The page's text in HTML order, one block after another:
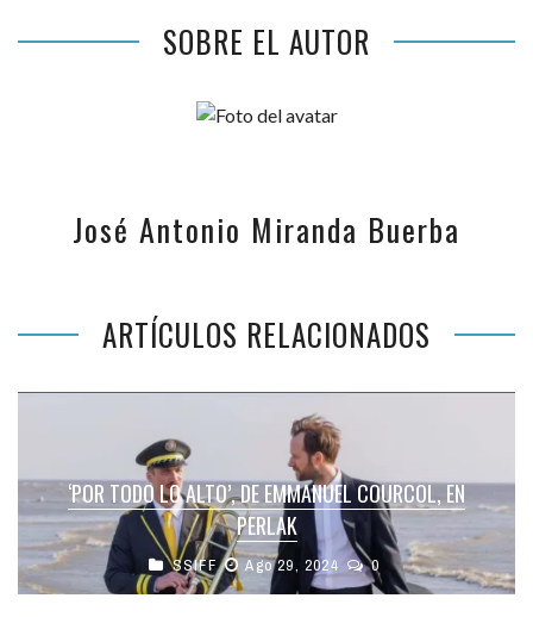
SOBRE EL AUTOR
José Antonio Miranda Buerba
ARTÍCULOS RELACIONADOS
‘POR TODO LO ALTO’, DE EMMANUEL COURCOL, EN
PERLAK
SSIFF Ago 29, 2024 0